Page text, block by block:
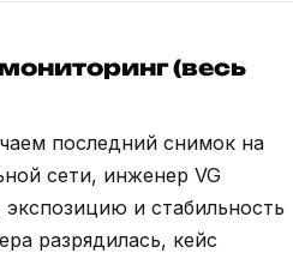
(весь
последний снимок на
сети, инженер VG
экспозицию и стабильность
разрядилась, кейс